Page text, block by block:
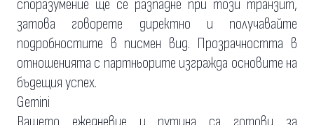
споразумение ще се разпадне при този транзит,
затова говорете директно и получавайте
подробностите в писмен вид. Прозрачността в
отношенията с партньорите изгражда основите на
бъдещия успех.
Gemini